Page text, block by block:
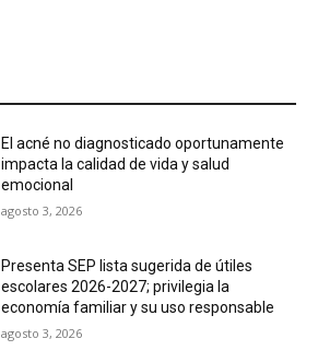
El acné no diagnosticado oportunamente
impacta la calidad de vida y salud
emocional
agosto 3, 2026
Presenta SEP lista sugerida de útiles
escolares 2026-2027; privilegia la
economía familiar y su uso responsable
agosto 3, 2026